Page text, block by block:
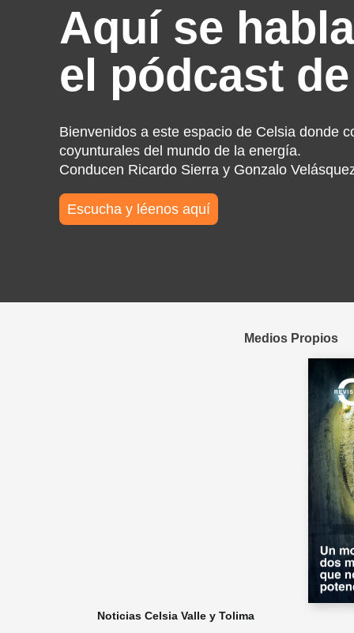
Aquí se
el pódcast
Bienvenidos a este espacio de Celsia donde
coyunturales del mundo de la energía.
Conducen Ricardo Sierra y Gonzalo
Escucha y léenos aquí
Medios Propios
Noticias Celsia Valle y Tolima